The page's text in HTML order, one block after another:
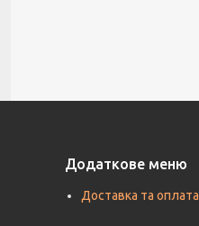
Додаткове меню
Доставка та оплата